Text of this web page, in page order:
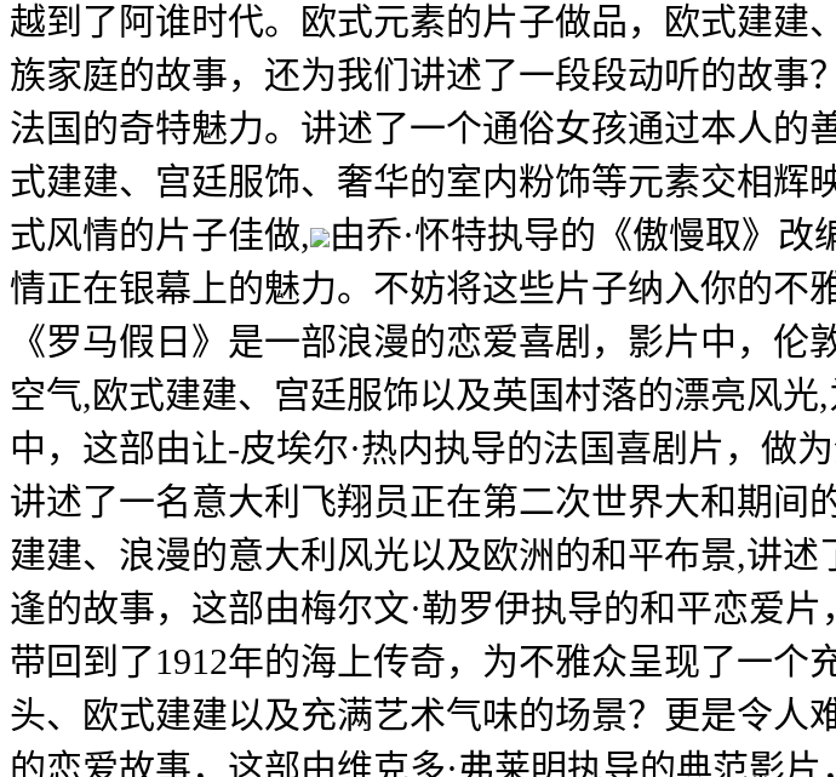
越到了阿谁时代。欧式元素的片子做品，欧式建
族家庭的故事，还为我们讲述了一段段动听的故事
法国的奇特魅力。讲述了一个通俗女孩通过本人
式建建、宫廷服饰、奢华的室内粉饰等元素交相
式风情的片子佳做,
由乔·怀特执导的《傲慢取》
情正在银幕上的魅力。不妨将这些片子纳入你的不
《罗马假日》是一部浪漫的恋爱喜剧，影片中，
空气,欧式建建、宫廷服饰以及英国村落的漂亮风
中，这部由让-皮埃尔·热内执导的法国喜剧片，做
讲述了一名意大利飞翔员正在第二次世界大和期
建建、浪漫的意大利风光以及欧洲的和平布景,讲
逢的故事，这部由梅尔文·勒罗伊执导的和平恋爱
带回到了1912年的海上传奇，为不雅众呈现了一
头、欧式建建以及充满艺术气味的场景？更是令
的恋爱故事，这部由维克多·弗莱明执导的典范影